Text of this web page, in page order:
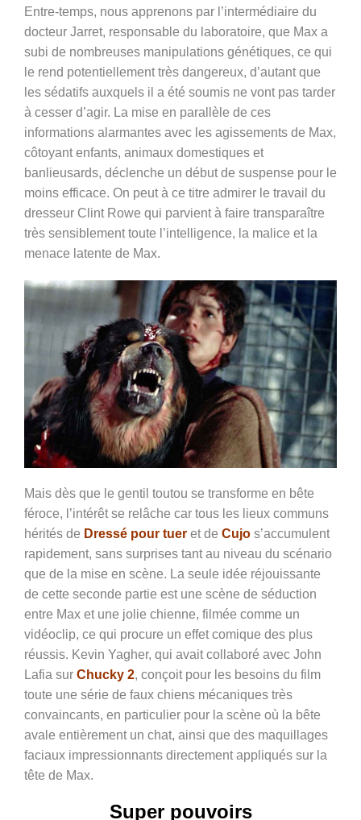
Entre-temps, nous apprenons par l’intermédiaire du
docteur Jarret, responsable du laboratoire, que Max a
subi de nombreuses manipulations génétiques, ce qui
le rend potentiellement très dangereux, d’autant que
les sédatifs auxquels il a été soumis ne vont pas tarder
à cesser d’agir. La mise en parallèle de ces
informations alarmantes avec les agissements de Max,
côtoyant enfants, animaux domestiques et
banlieusards, déclenche un début de suspense pour le
moins efficace. On peut à ce titre admirer le travail du
dresseur Clint Rowe qui parvient à faire transparaître
très sensiblement toute l’intelligence, la malice et la
menace latente de Max.
Mais dès que le gentil toutou se transforme en bête
féroce, l’intérêt se relâche car tous les lieux communs
hérités de Dressé pour tuer et de Cujo s’accumulent
rapidement, sans surprises tant au niveau du scénario
que de la mise en scène. La seule idée réjouissante
de cette seconde partie est une scène de séduction
entre Max et une jolie chienne, filmée comme un
vidéoclip, ce qui procure un effet comique des plus
réussis. Kevin Yagher, qui avait collaboré avec John
Lafia sur Chucky 2, conçoit pour les besoins du film
toute une série de faux chiens mécaniques très
convaincants, en particulier pour la scène où la bête
avale entièrement un chat, ainsi que des maquillages
faciaux impressionnants directement appliqués sur la
tête de Max.
Super pouvoirs